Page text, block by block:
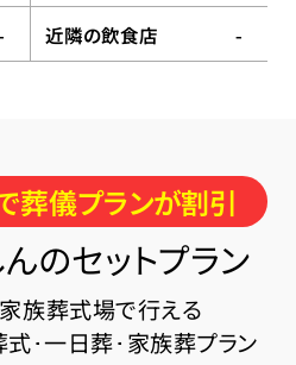
近隣の飲食店 -
葬儀プランが割引
のセットプラン
族葬式場で行える
･一日葬･家族葬プラン